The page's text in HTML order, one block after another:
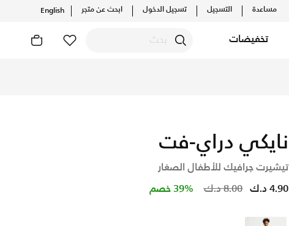
مساعدة التسجيل تسجيل الدخول ابحث عن متجر English
تخفيضات
نايكي دراي-فت
تيشيرت جرافيك للأطفال الصغار
Price reduced from
8.00 د.ك to 4.90 د.ك 39% خصم